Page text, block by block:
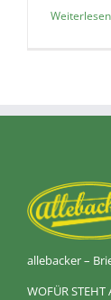
Weiterlesen
allebacker –
WOFÜR STEHT